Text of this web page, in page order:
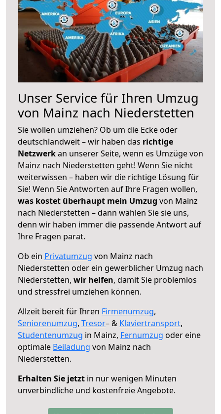
Unser Service für Ihren Umzug
von Mainz nach Niederstetten
Sie wollen umziehen? Ob um die Ecke oder
deutschlandweit – wir haben das richtige
Netzwerkan unserer Seite, wenn es Umzüge von
Mainz nach Niederstetten geht! Wenn Sie nicht
weiterwissen – haben wir die richtige Lösung für
Sie! Wenn Sie Antworten auf Ihre Fragen wollen,
was kostet überhaupt mein Umzug von Mainz
nach Niederstetten – dann wählen Sie sie uns,
denn wir haben immer die passende Antwort auf
Ihre Fragen parat.
Ob ein Privatumzug von Mainz nach
Niederstetten oder ein gewerblicher Umzug nach
Niederstetten, wir helfen, damit Sie problemlos
und stressfrei umziehen können.
Allzeit bereit für Ihren Firmenumzug,
Seniorenumzug, Tresor– & Klaviertransport,
Studentenumzug in Mainz, Fernumzug oder eine
optimale Beiladung von Mainz nach
Niederstetten.
Erhalten Sie jetzt in nur wenigen Minuten
unverbindliche und kostenfreie Angebote.